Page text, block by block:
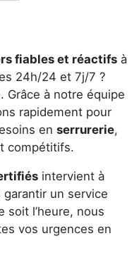
fiables et réactifs à
24h/24 et 7j/7 ?
Grâce à notre équipe
rapidement pour
en serrurerie,
compétitifs.
intervient à
garantir un service
soit l’heure, nous
vos urgences en